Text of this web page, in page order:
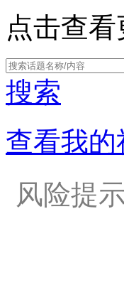
点击查
搜索
查看我
风险提